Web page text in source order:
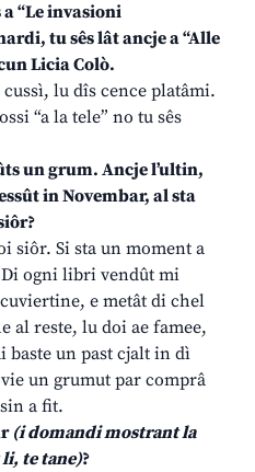
“Le invasioni
tu sês lât ancje a “Alle
Licia Colò.
lu dîs cence platâmi.
“a la tele” no tu sês
un grum. Ancje l’ultin,
in Novembar, al sta
siôr. Si sta un moment a
ogni libri vendût mi
e metât di chel
al reste, lu doi ae famee,
baste un past cjalt in dì
un grumut par comprâ
a fit.
(i domandi mostrant la
te tane)?